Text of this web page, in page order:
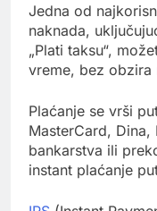
Jedna od
naknada,
„Plati taksu“,
vreme, bez obzira
Plaćanje se vrši
MasterCard,
bankarstva ili
instant plaćanje